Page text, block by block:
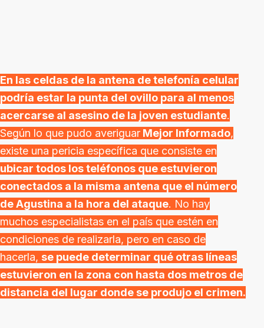
En las celdas de la antena de telefonía celular
podría estar la punta del ovillo para al menos
acercarse al asesino de la joven estudiante.
Según lo que pudo averiguar Mejor Informado,
existe una pericia específica que consiste en
ubicar todos los teléfonos que estuvieron
conectados a la misma antena que el número
de Agustina a la hora del ataque. No hay
muchos especialistas en el país que estén en
condiciones de realizarla, pero en caso de
hacerla, se puede determinar qué otras líneas
estuvieron en la zona con hasta dos metros de
distancia del lugar donde se produjo el crimen.